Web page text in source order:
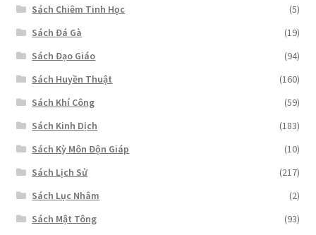
Sách Chiêm Tinh Học
(5)
Sách Đá Gà
(19)
Sách Đạo Giáo
(94)
Sách Huyền Thuật
(160)
Sách Khí Công
(59)
Sách Kinh Dịch
(183)
Sách Kỳ Môn Độn Giáp
(10)
Sách Lịch Sử
(217)
Sách Lục Nhâm
(2)
Sách Mật Tông
(93)